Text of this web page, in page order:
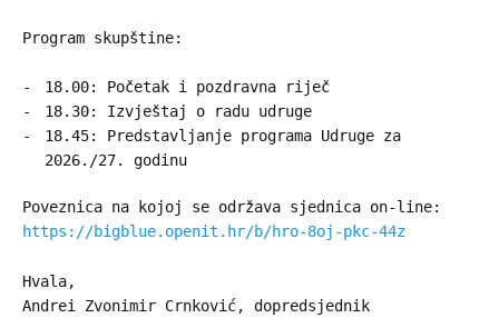
Program skupštine:
18.00: Početak i pozdravna riječ
18.30: Izvještaj o radu udruge
18.45: Predstavljanje programa Udruge za
2026./27. godinu
Poveznica na kojoj se održava sjednica on-line:
https://bigblue.openit.hr/b/hro-8oj-pkc-44z
Hvala,
Andrei Zvonimir Crnković, dopredsjednik